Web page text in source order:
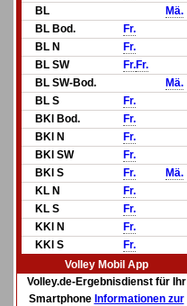
BL
Mä.
BL Bod.
Fr.
BL N
Fr.
BL SW
Fr.Fr.
BL SW-Bod.
Mä.
BL S
Fr.
BKl Bod.
Fr.
BKl N
Fr.
BKl SW
Fr.
BKl S
Fr.
Mä.
KL N
Fr.
KL S
Fr.
KKl N
Fr.
KKl S
Fr.
Volley Mobil App
Volley.de-Ergebnisdienst für Ihr
Smartphone Informationen zur